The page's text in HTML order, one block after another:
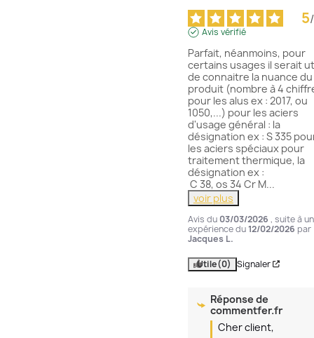
5/
Avis vérifié
Parfait, néanmoins, pour
certains usages il serait
de connaitre la nuance du
produit (nombre à 4
pour les alus ex : 2017, ou
1050,...) pour les aciers
d'usage général : la
désignation ex : S 335
les aciers spéciaux pour
traitement thermique, la
désignation ex :
C 38, os 34 Cr M...
voir plus
Avis du 03/03/2026 , suite à
expérience du12/02/2026 par
Jacques L.
Utile(0) Signaler
Réponse de
commentfer.fr
Cher client,